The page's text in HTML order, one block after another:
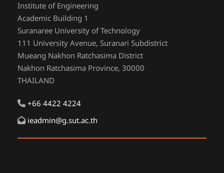
Institute of Engineering
Academic Building 1
Suranaree University of Technology
111 University Avenue, Suranari Subdistrict
Mueang Nakhon Ratchasima District
Nakhon Ratchasima Province, 30000
THAILAND
+66 4422 4224
ieadmin@g.sut.ac.th